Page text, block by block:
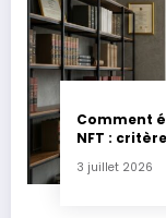
Comment
NFT :
3 juillet 2026